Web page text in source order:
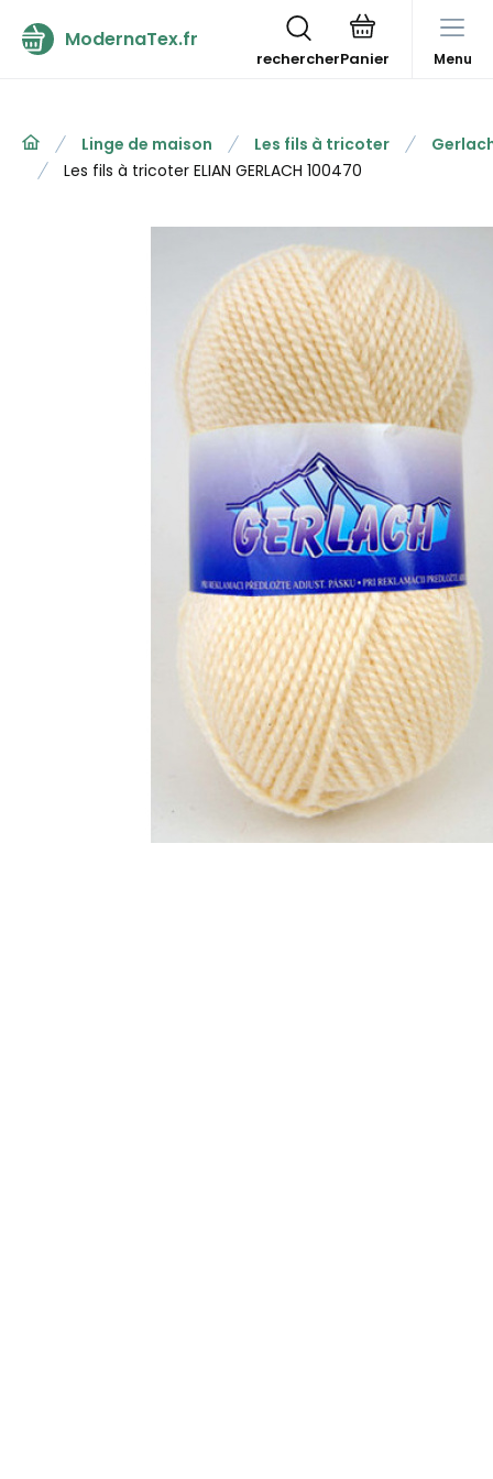
ModernaTex.fr
rechercher Menu
Linge de maison Les fils à tricoter
Les fils à tricoter ELIAN GERLACH 100470